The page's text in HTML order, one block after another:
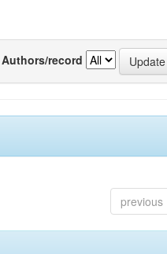
Authors/record
previous